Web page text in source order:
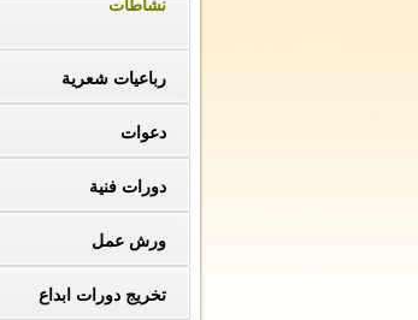
نشاطات
رباعيات شعرية
دعوات
دورات فنية
ورش عمل
تخريج دورات ابداع